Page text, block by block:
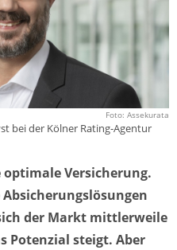
Foto: Assekurata
bei der Kölner Rating-Agentur
Versicherung.
der Markt mittlerweile
Potenzial steigt. Aber